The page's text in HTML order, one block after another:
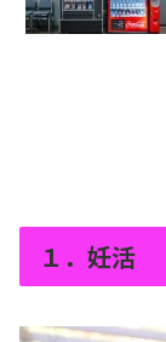
１．妊活